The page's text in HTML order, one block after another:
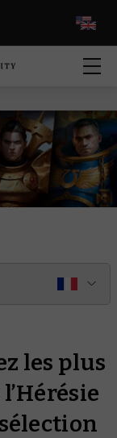
les plus